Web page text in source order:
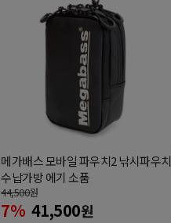
메가배스 모바일 파우치2 낚시파우치
수납가방 에기 소품
44,500원
7% 41,500원